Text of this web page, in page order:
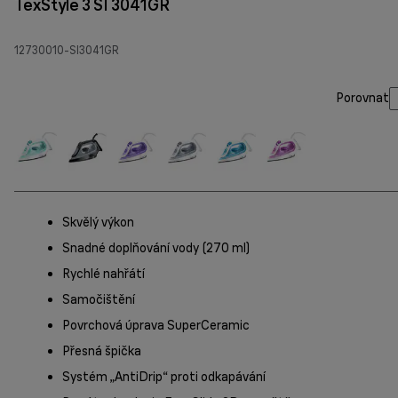
TexStyle 3 SI 3041GR
12730010-SI3041GR
Porovnat
Skvělý výkon
Snadné doplňování vody (270 ml)
Rychlé nahřátí
Samočištění
Povrchová úprava SuperCeramic
Přesná špička
Systém „AntiDrip“ proti odkapávání